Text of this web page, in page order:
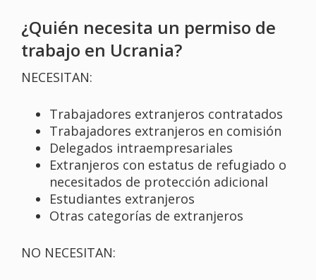
¿Quién necesita un permiso de
trabajo en Ucrania?
NECESITAN:
Trabajadores extranjeros contratados
Trabajadores extranjeros en comisión
Delegados intraempresariales
Extranjeros con estatus de refugiado o
necesitados de protección adicional
Estudiantes extranjeros
Otras categorías de extranjeros
NO NECESITAN: